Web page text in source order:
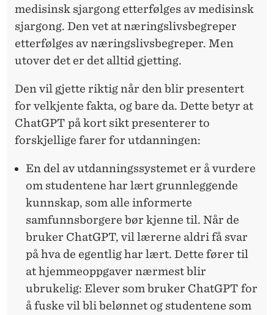
medisinsk sjargong etterfølges av medisinsk
sjargong. Den vet at næringslivsbegreper
etterfølges av næringslivsbegreper. Men
utover det er det alltid gjetting.
Den vil gjette riktignår den blir presentert
for velkjente fakta, og bare da. Dette betyr at
ChatGPT på kort sikt presenterer to
forskjellige farer for utdanningen:
En del av utdanningssystemet er å vurdere
om studentene har lært grunnleggende
kunnskap, som alle informerte
samfunnsborgere bør kjenne til. Når de
bruker ChatGPT, vil lærerne aldri få svar
på hva de egentlig har lært. Dette fører til
at hjemmeoppgaver nærmest blir
ubrukelig: Elever som bruker ChatGPT for
å fuske vil bli belønnet og studentene som